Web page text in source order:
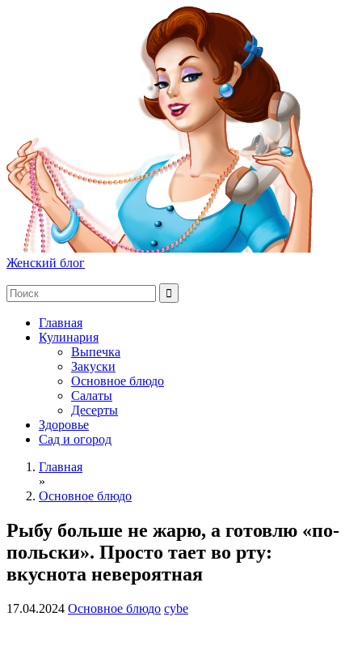
Женский блог
Главная
Кулинария
Выпечка
Закуски
Основное блюдо
Салаты
Десерты
Здоровье
Сад и огород
Главная
»
Основное блюдо
Рыбу больше не жарю, а готовлю «по-
польски». Просто тает во рту:
вкуснота невероятная
17.04.2024 Основное блюдо cybe